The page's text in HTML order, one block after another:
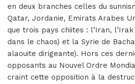
en deux branches celles du
Qatar, Jordanie, Emirats Arabes
que trois pays chiites : l’Iran, l’Irak
dans le chaos) et la Syrie de
alaouite dirigeante). Hors ces
opposants au Nouvel Ordre
craint cette opposition à la